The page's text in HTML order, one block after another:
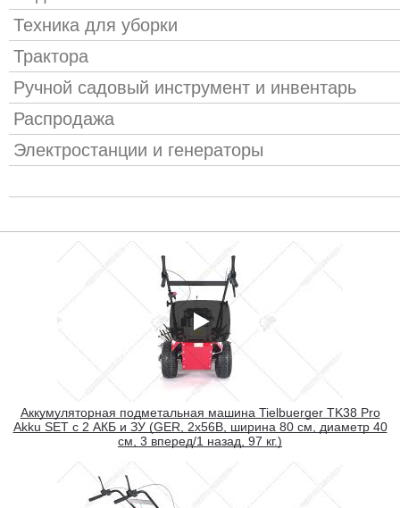
Техника для уборки
Трактора
Ручной садовый инструмент и инвентарь
Распродажа
Электростанции и генераторы
Аккумуляторная подметальная машина Tielbuerger TK38 Pro
Akku SET c 2 АКБ и ЗУ (GER, 2х56В, ширина 80 см, диаметр 40
см, 3 вперед/1 назад, 97 кг.)